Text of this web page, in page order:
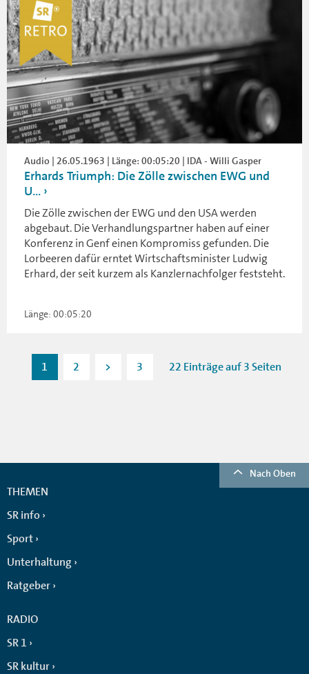
Audio | 26.05.1963 | Länge: 00:05:20 | IDA - Willi Gasper
Erhards Triumph: Die Zölle zwischen EWG und
U...
Die Zölle zwischen der EWG und den USA werden
abgebaut. Die Verhandlungspartner haben auf einer
Konferenz in Genf einen Kompromiss gefunden. Die
Lorbeeren dafür erntet Wirtschaftsminister Ludwig
Erhard, der seit kurzem als Kanzlernachfolger feststeht.
Länge: 00:05:20
1 2 > 3 22 Einträge auf 3 Seiten
Nach Oben
THEMEN
SR info
Sport
Unterhaltung
Ratgeber
RADIO
SR 1
SR kultur